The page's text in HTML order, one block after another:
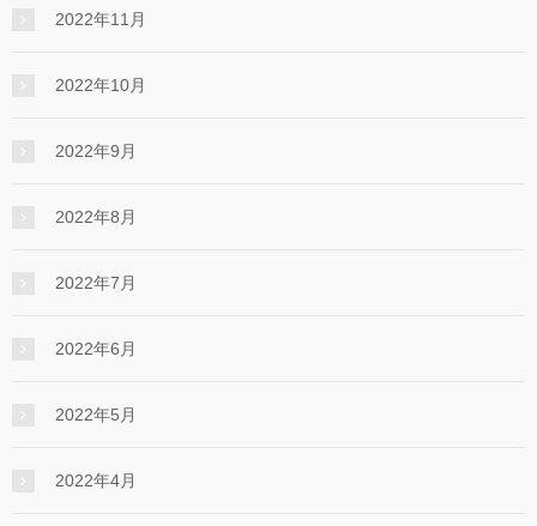
2022年11月
2022年10月
2022年9月
2022年8月
2022年7月
2022年6月
2022年5月
2022年4月